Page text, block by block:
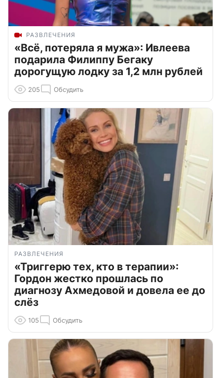
РАЗВЛЕЧЕНИЯ
«Всё, потеряла я мужа»: Ивлеева
подарила Филиппу Бегаку
дорогущую лодку за 1,2 млн рублей
205 Обсудить
РАЗВЛЕЧЕНИЯ
«Триггерю тех, кто в терапии»:
Гордон жестко прошлась по
диагнозу Ахмедовой и довела ее до
слёз
105 Обсудить